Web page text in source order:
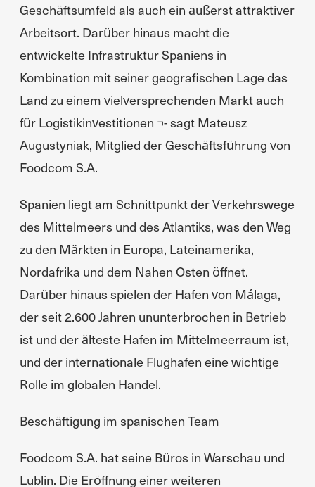
Geschäftsumfeld als auch ein äußerst attraktiver
Arbeitsort. Darüber hinaus macht die
entwickelte Infrastruktur Spaniens in
Kombination mit seiner geografischen Lage das
Land zu einem vielversprechenden Markt auch
für Logistikinvestitionen ¬- sagt Mateusz
Augustyniak, Mitglied der Geschäftsführung von
Foodcom S.A.
Spanien liegt am Schnittpunkt der Verkehrswege
des Mittelmeers und des Atlantiks, was den Weg
zu den Märkten in Europa, Lateinamerika,
Nordafrika und dem Nahen Osten öffnet.
Darüber hinaus spielen der Hafen von Málaga,
der seit 2.600 Jahren ununterbrochen in Betrieb
ist und der älteste Hafen im Mittelmeerraum ist,
und der internationale Flughafen eine wichtige
Rolle im globalen Handel.
Beschäftigung im spanischen Team
Foodcom S.A. hat seine Büros in Warschau und
Lublin. Die Eröffnung einer weiteren